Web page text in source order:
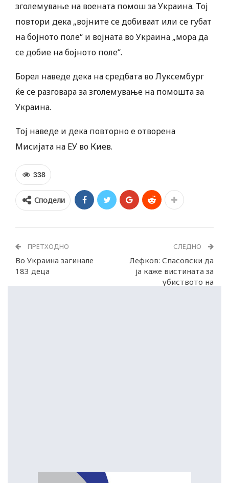
зголемување на воената помош за Украина. Тој
повтори дека „војните се добиваат или се губат
на бојното поле“ и војната во Украина „мора да
се добие на бојното поле“.
Борел наведе дека на средбата во Луксембург
ќе се разговара за зголемување на помошта за
Украина.
Тој наведе и дека повторно е отворена
Мисијата на ЕУ во Киев.
338
Сподели
ПРЕТХОДНО
Во Украина загинале
183 деца
СЛЕДНО
Лефков: Спасовски да
ја каже вистината за
убиството на